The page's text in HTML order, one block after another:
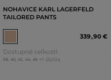
NOHAVICE KARL LAGERFELD
TAILORED PANTS
339,90 €
Dostupné veľkosti:
38, 40, 42, 44, 46 +1 ďalšia